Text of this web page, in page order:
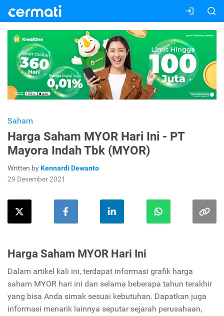
Saham
Harga Saham MYOR Hari Ini - PT
Mayora Indah Tbk (MYOR)
Written byKennardi Dewanto
29 Desember 2021
Harga Saham MYOR Hari Ini
Dalam artikel kali ini, terdapat informasi grafik harga
saham MYOR hari ini dan selama beberapa tahun terakhir
yang bisa Anda simak sesuai kebutuhan. Dapatkan juga
informasi menarik lainnya seputar sejarah perusahaan,